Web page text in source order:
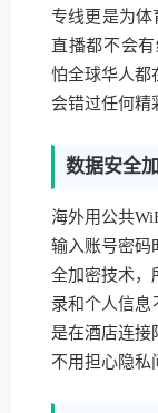
专线更是为体
直播都不会
怕全球华人都
会错过任何精
数据安全
海外用公共
输入账号密码
全加密技术，
录和个人信息
是在酒店连接
不用担心隐私